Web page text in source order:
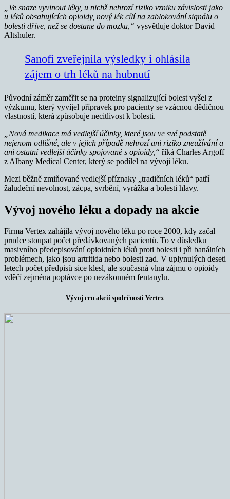
„Ve snaze vyvinout léky, u nichž nehrozí riziko vzniku závislosti jako
u léků obsahujících opioidy, nový lék cílí na zablokování signálu o
bolesti dříve, než se dostane do mozku,“ vysvětluje doktor David
Altshuler.
Sanofi zveřejnila výsledky i ohlásila
zájem o trh léků na hubnutí
Původní záměr zaměřit se na proteiny signalizující bolest vyšel z
výzkumu, který vyvíjel přípravek pro pacienty se vzácnou dědičnou
vlastností, která způsobuje necitlivost k bolesti.
„Nová medikace má vedlejší účinky, které jsou ve své podstatě
nejenom odlišné, ale v jejich případě nehrozí ani riziko zneužívání a
ani ostatní vedlejší účinky spojované s opioidy,“ říká Charles Argoff
z Albany Medical Center, který se podílel na vývoji léku.
Mezi běžně zmiňované vedlejší příznaky „tradičních léků“ patří
žaludeční nevolnost, zácpa, svrbění, vyrážka a bolesti hlavy.
Vývoj nového léku a dopady na akcie
Firma Vertex zahájila vývoj nového léku po roce 2000, kdy začal
prudce stoupat počet předávkovaných pacientů. To v důsledku
masivního předepisování opioidních léků proti bolesti i při banálních
problémech, jako jsou artritida nebo bolesti zad. V uplynulých deseti
letech počet předpisů sice klesl, ale současná vlna zájmu o opioidy
vděčí zejména poptávce po nezákonném fentanylu.
Vývoj cen akcií společnosti Vertex